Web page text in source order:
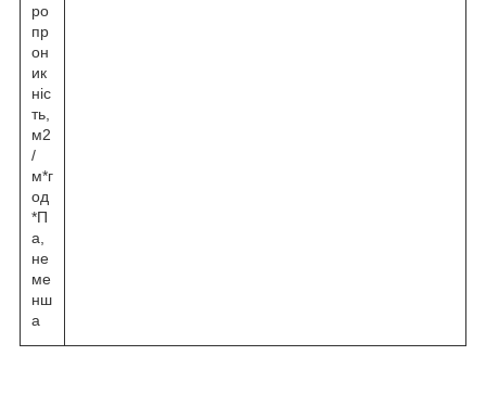
ро
пр
он
ик
ніс
ть,
м2
/
м*г
од
*П
а,
не
ме
нш
а